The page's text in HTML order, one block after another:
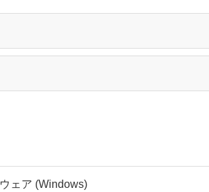
ェア (Windows)